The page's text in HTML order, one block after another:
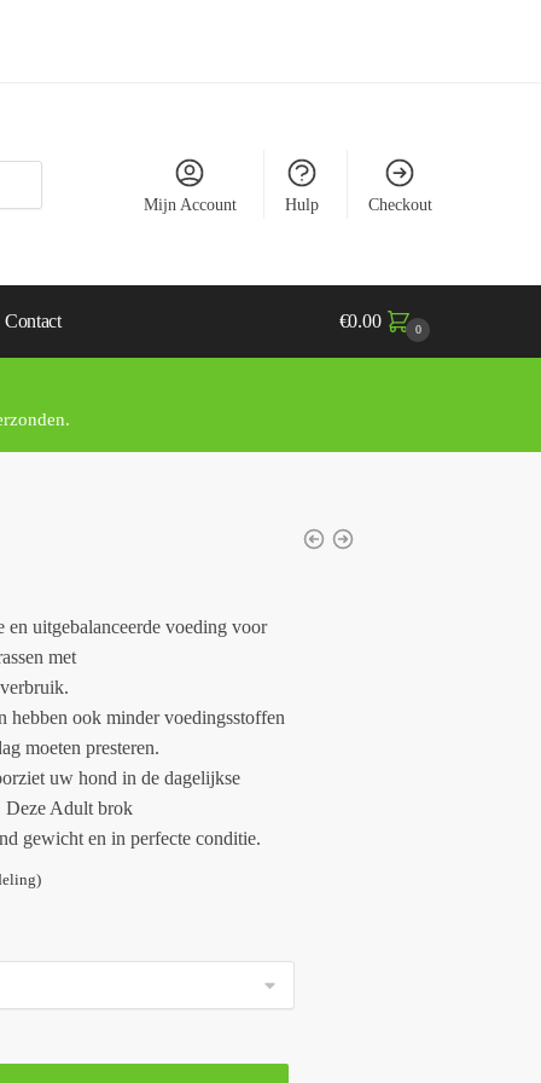
Mijn Account Hulp Checkout
Contact €0.00 0
en uitgebalanceerde voeding voor
met
hebben ook minder voedingsstoffen
moeten presteren.
uw hond in de dagelijkse
Deze Adult brok
gewicht en in perfecte conditie.